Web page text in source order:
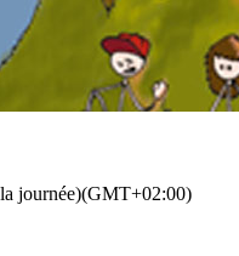
journée)(GMT+02:00)